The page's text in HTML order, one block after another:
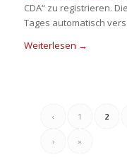
CDA“ zu registrieren.
Tages automatisch
Weiterlesen →
‹ 1 2
› »